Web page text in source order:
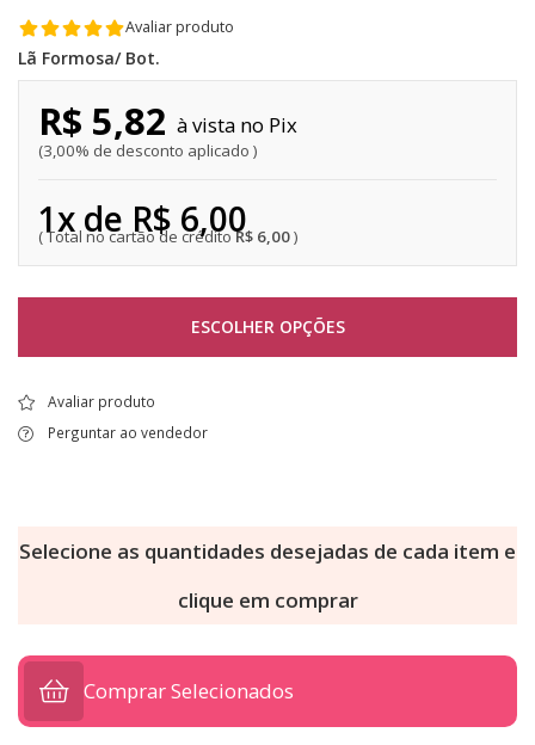
Avaliar produto
Lã Formosa/ Bot.
R$ 6,00
1x de R$ 6,00
R$ 5,82
3,00% de desconto aplicado
Pix
ESCOLHER OPÇÕES
Avaliar produto
Perguntar ao vendedor
Selecione as quantidades desejadas de cada item e
clique em comprar
Comprar Selecionados